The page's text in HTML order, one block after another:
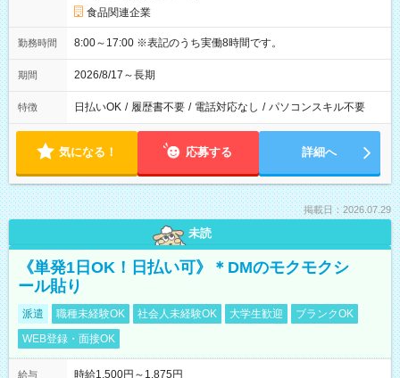
食品関連企業
勤務時間 8:00～17:00 ※表記のうち実働8時間です。
期間 2026/8/17～長期
特徴 日払いOK / 履歴書不要 / 電話対応なし / パソコンスキル不要
気になる！ 応募する 詳細へ
掲載日：2026.07.29
未読
《単発1日OK！日払い可》＊DMのモクモクシ
ール貼り
派遣 職種未経験OK 社会人未経験OK 大学生歓迎
ブランクOK
WEB登録・面接OK
給与
時給1,500円～1,875円